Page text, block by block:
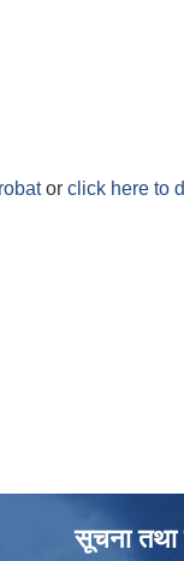
or click here to
सूचना तथा